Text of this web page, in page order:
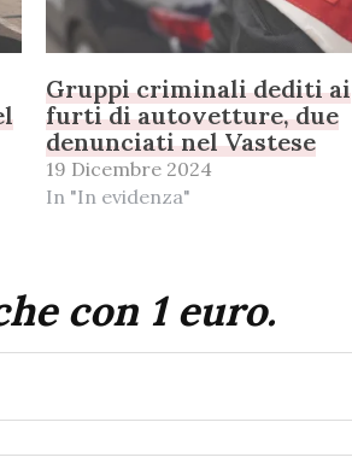
Gruppi criminali dediti ai
furti di autovetture, due
denunciati nel Vastese
19 Dicembre 2024
In "In evidenza"
con 1 euro.